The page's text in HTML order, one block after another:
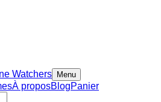
Watchers Menu
À proposBlogPanier